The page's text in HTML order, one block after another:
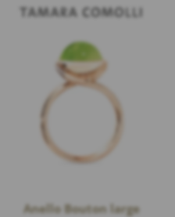
Anello Bouton large